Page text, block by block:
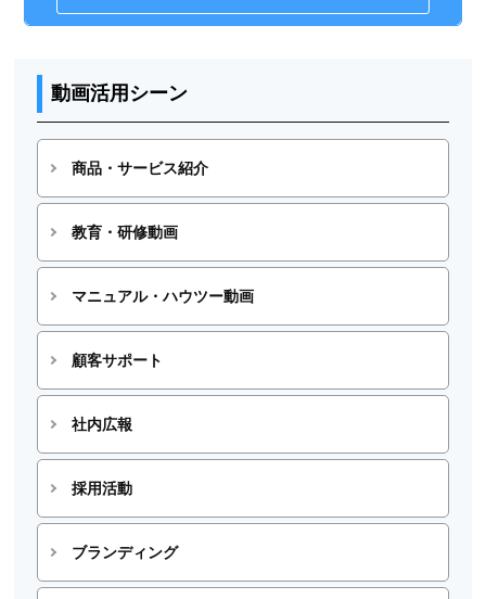
動画活用シーン
商品・サービス紹介
教育・研修動画
マニュアル・ハウツー動画
顧客サポート
社内広報
採用活動
ブランディング